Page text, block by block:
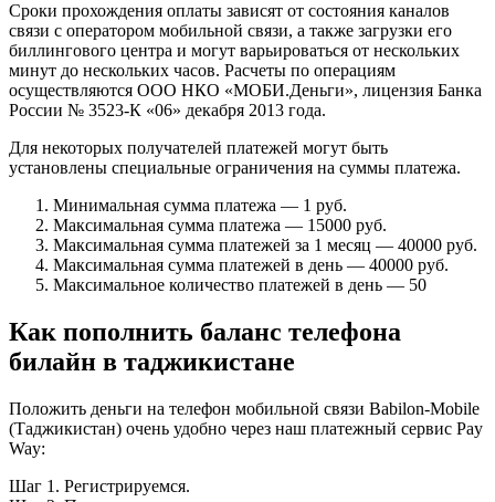
Сроки прохождения оплаты зависят от состояния каналов
связи с оператором мобильной связи, а также загрузки его
биллингового центра и могут варьироваться от нескольких
минут до нескольких часов. Расчеты по операциям
осуществляются ООО НКО «МОБИ.Деньги», лицензия Банка
России № 3523-К «06» декабря 2013 года.
Для некоторых получателей платежей могут быть
установлены специальные ограничения на суммы платежа.
Минимальная сумма платежа — 1 руб.
Максимальная сумма платежа — 15000 руб.
Максимальная сумма платежей за 1 месяц — 40000 руб.
Максимальная сумма платежей в день — 40000 руб.
Максимальное количество платежей в день — 50
Как пополнить баланс телефона
билайн в таджикистане
Положить деньги на телефон мобильной связи Babilon-Mobile
(Таджикистан) очень удобно через наш платежный сервис Pay
Way:
Шаг 1. Регистрируемся.